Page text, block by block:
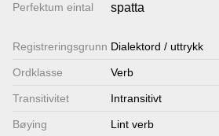
Perfektum eintal spatta
Registrerings­grunn Dialektord / uttrykk
Ordklasse Verb
Transitivitet Intransitivt
Bøying Lint verb